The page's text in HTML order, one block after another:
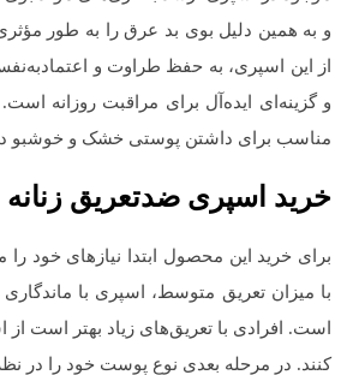
و به همین دلیل بوی بد عرق را به طور
از این اسپری، به حفظ طراوت و
و گزینه‌ای ایده‌آل برای مراقبت روزانه است.
مناسب برای داشتن پوستی خشک و خوشبو
خرید اسپری ضدتعریق زنانه
برای خرید این محصول ابتدا نیازهای خود
کنند. در مرحله بعدی نوع پوست خود را در